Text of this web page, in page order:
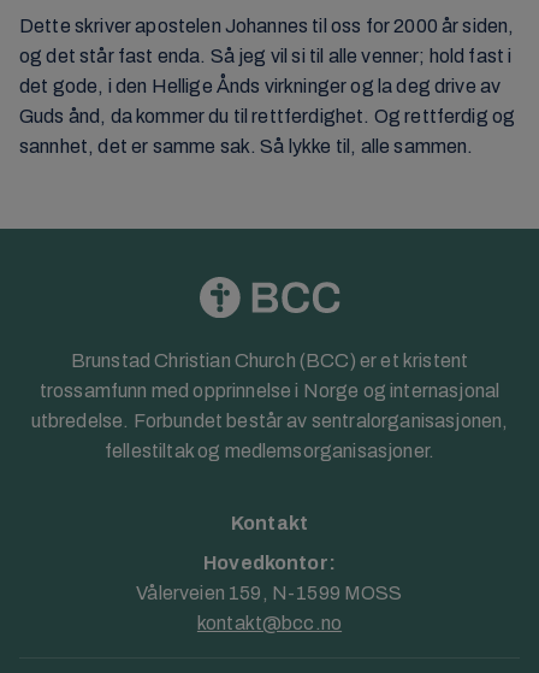
Dette skriver apostelen Johannes til oss for 2000 år siden,
og det står fast enda. Så jeg vil si til alle venner; hold fast i
det gode, i den Hellige Ånds virkninger og la deg drive av
Guds ånd, da kommer du til rettferdighet. Og rettferdig og
sannhet, det er samme sak. Så lykke til, alle sammen.
Brunstad Christian Church (BCC) er et kristent
trossamfunn med opprinnelse i Norge og internasjonal
utbredelse. Forbundet består av sentralorganisasjonen,
fellestiltak og medlemsorganisasjoner.
Kontakt
Hovedkontor:
Vålerveien 159, N-1599 MOSS
kontakt@bcc.no